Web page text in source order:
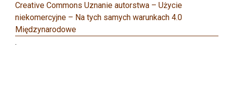
Creative Commons Uznanie autorstwa – Użycie
niekomercyjne – Na tych samych warunkach 4.0
Międzynarodowe
.